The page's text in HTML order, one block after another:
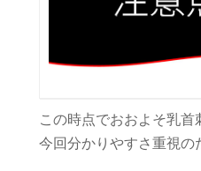
この時点でおおよそ乳首
今回分かりやすさ重視の